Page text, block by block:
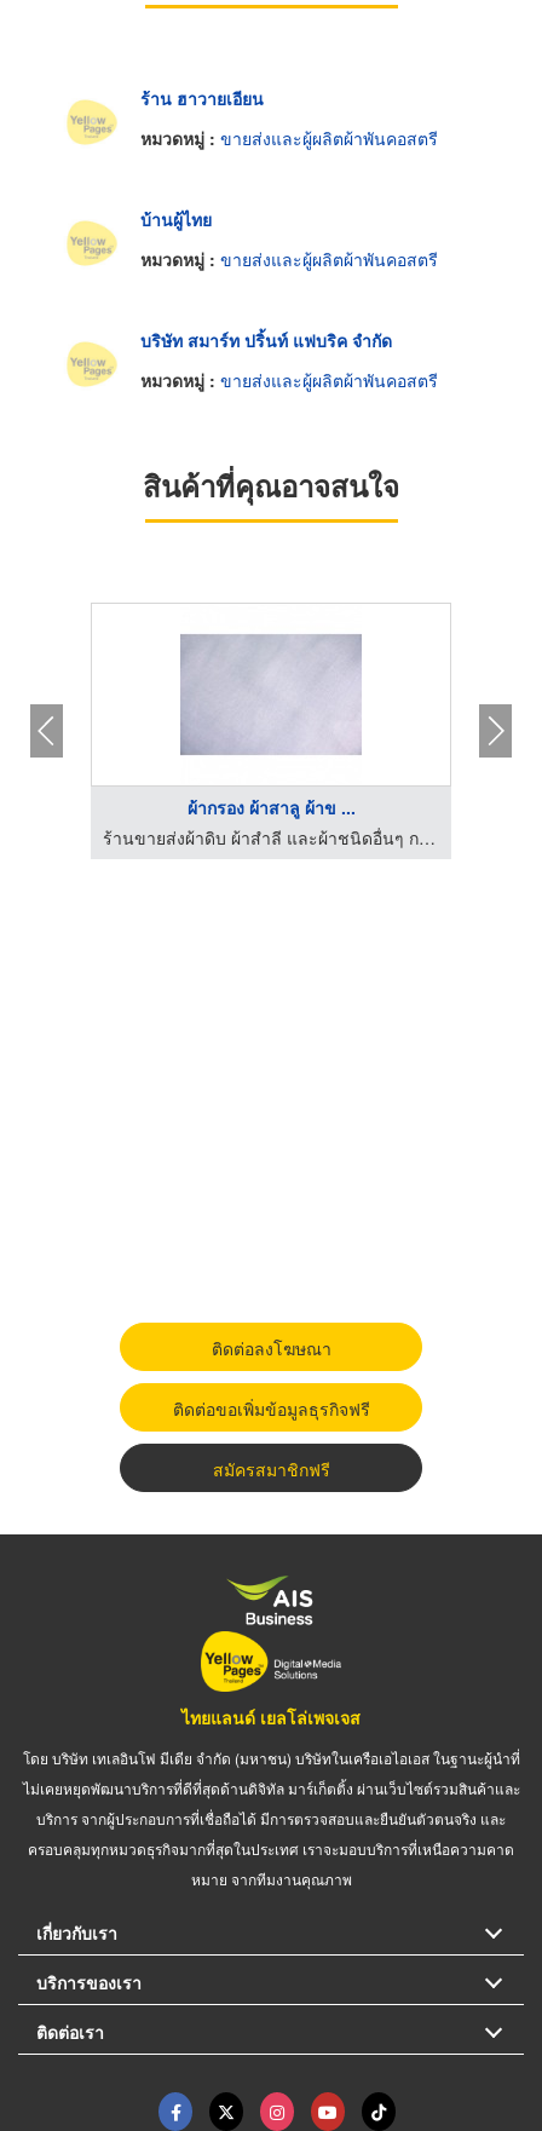
ร้าน ฮาวายเอียน
หมวดหมู่ : ขายส่งและผู้ผลิตผ้าพันคอสตรี
บ้านผู้ไทย
หมวดหมู่ : ขายส่งและผู้ผลิตผ้าพันคอสตรี
บริษัท สมาร์ท ปริ้นท์ แฟบริค จำกัด
หมวดหมู่ : ขายส่งและผู้ผลิตผ้าพันคอสตรี
สินค้าที่คุณอาจสนใจ
ผ้ากรอง ผ้าสาลู ผ้าข ...
ร้านขายส่งผ้าดิบ ผ้าสำลี และผ้าชนิดอื่นๆ กรุงเทพ เลิศวาณิชย์เท็กซ์ไทล์
ติดต่อลงโฆษณา
ติดต่อขอเพิ่มข้อมูลธุรกิจฟรี
สมัครสมาชิกฟรี
ไทยแลนด์ เยลโล่เพจเจส
โดย บริษัท เทเลอินโฟ มีเดีย จำกัด (มหาชน) บริษัทในเครือเอไอเอส ในฐานะผู้นำที่
ไม่เคยหยุดพัฒนาบริการที่ดีที่สุดด้านดิจิทัล มาร์เก็ตติ้ง ผ่านเว็บไซต์รวมสินค้าและ
บริการ จากผู้ประกอบการที่เชื่อถือได้ มีการตรวจสอบและยืนยันตัวตนจริง และ
ครอบคลุมทุกหมวดธุรกิจมากที่สุดในประเทศ เราจะมอบบริการที่เหนือความคาด
หมาย จากทีมงานคุณภาพ
เกี่ยวกับเรา
บริการของเรา
ติดต่อเรา